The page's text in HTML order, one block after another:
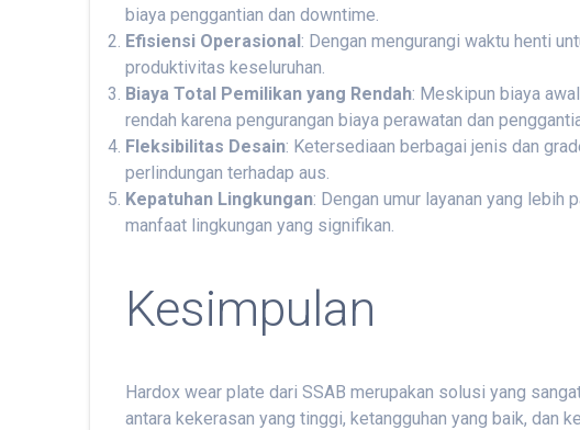
biaya penggantian dan downtime.
Efisiensi Operasional: Dengan mengurangi waktu henti
produktivitas keseluruhan.
Biaya Total Pemilikan yang Rendah: Meskipun biaya
rendah karena pengurangan biaya perawatan dan
Fleksibilitas Desain: Ketersediaan berbagai jenis dan
perlindungan terhadap aus.
Kepatuhan Lingkungan: Dengan umur layanan yang lebih
manfaat lingkungan yang signifikan.
Kesimpulan
Hardox wear plate dari SSAB merupakan solusi yang
antara kekerasan yang tinggi, ketangguhan yang baik, dan